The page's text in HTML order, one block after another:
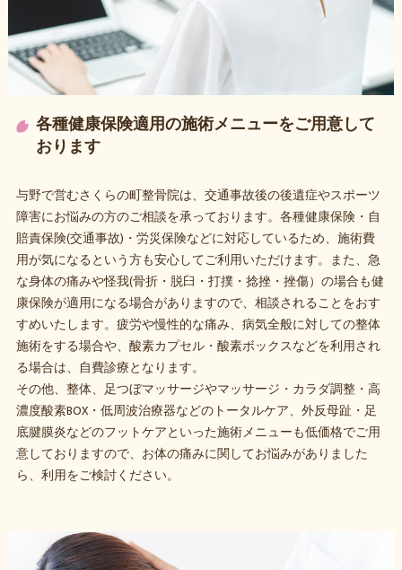
各種健康保険適用の施術メニューをご用意して
おります
与野で営むさくらの町整骨院は、交通事故後の後遺症やスポーツ
障害にお悩みの方のご相談を承っております。各種健康保険・自
賠責保険(交通事故)・労災保険などに対応しているため、施術費
用が気になるという方も安心してご利用いただけます。また、急
な身体の痛みや怪我(骨折・脱臼・打撲・捻挫・挫傷）の場合も健
康保険が適用になる場合がありますので、相談されることをおす
すめいたします。疲労や慢性的な痛み、病気全般に対しての整体
施術をする場合や、酸素カプセル・酸素ボックスなどを利用され
る場合は、自費診療となります。
その他、整体、足つぼマッサージやマッサージ・カラダ調整・高
濃度酸素BOX・低周波治療器などのトータルケア、外反母趾・足
底腱膜炎などのフットケアといった施術メニューも低価格でご用
意しておりますので、お体の痛みに関してお悩みがありました
ら、利用をご検討ください。